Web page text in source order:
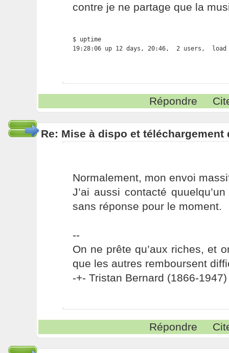
contre je ne partage que la
$ uptime
19:28:06 up 12 days, 20:46,  2 users,  load
Répondre
Re: Mise à dispo et
Normalement, mon envoi
J’ai aussi contacté
sans réponse pour le moment.
--
On ne prête qu’aux riches, et
que les autres remboursent
-+- Tristan Bernard (1866-1947)
Répondre